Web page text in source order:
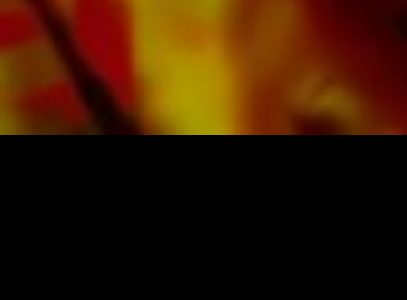
contraste et est agréable pour les yeux dans
des conditions d'éclairage difficiles. La
livraison aux clients privés dans le monde
entier est gratuite. Commandez dès maintenant
votre partition directement auprès d'Obrasso
Verlag.